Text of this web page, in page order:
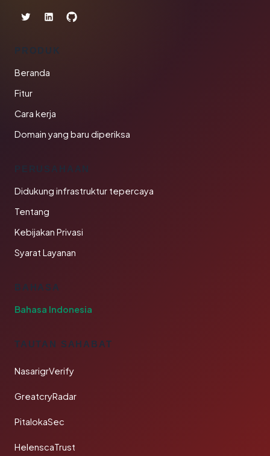
PRODUK
Beranda
Fitur
Cara kerja
Domain yang baru diperiksa
PERUSAHAAN
Didukung infrastruktur tepercaya
Tentang
Kebijakan Privasi
Syarat Layanan
BAHASA
Bahasa Indonesia
TAUTAN SAHABAT
NasarigrVerify
GreatcryRadar
PitalokaSec
HelenscaTrust